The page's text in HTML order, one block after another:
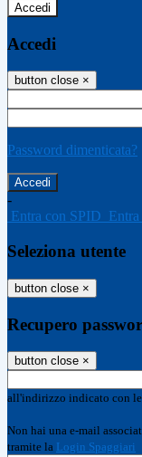
Accedi
Accedi
button close ×
Password dimenticata?
-
Entra con SPID
Seleziona utente
button close ×
Recupero
button close ×
all'indirizzo indicato con
Non hai una e-mail
tramite la Login Spaggiari